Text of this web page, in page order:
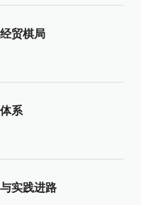
贸棋局
系
实践进路